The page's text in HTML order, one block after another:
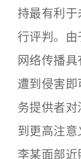
持最有利
行评判。由
网络传播
遭到侵害
务提供者
到更高注
李某面部